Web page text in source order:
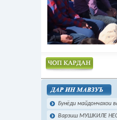
Чоп намудан
Бунёди майдончахои
Варзиш МУШКИЛЕ